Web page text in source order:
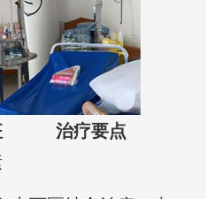
治疗要点